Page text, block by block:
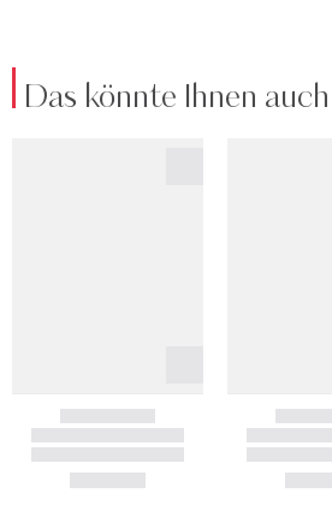
Das könnte Ihnen